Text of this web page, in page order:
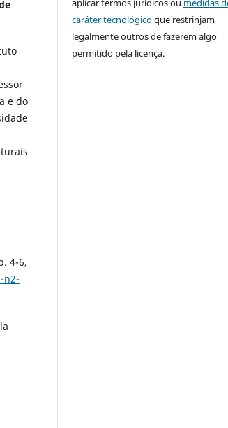
e do
4-6,
n2-
aplicar termos jurídicos ou medidas
caráter tecnológicoque restrinjam
legalmente outros de fazerem algo
permitido pela licença.